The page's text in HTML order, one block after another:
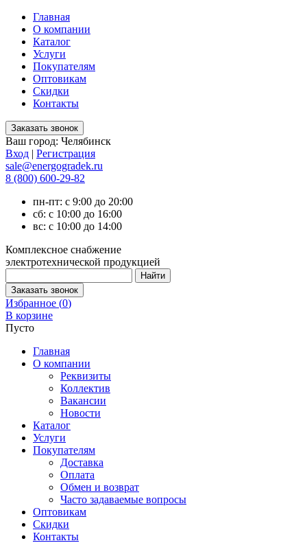
Главная
О компании
Каталог
Услуги
Покупателям
Оптовикам
Скидки
Контакты
Ваш город: Челябинск
Вход | Регистрация
sale@energogradek.ru
8 (800) 600-29-82
пн-пт: с 9:00 до 20:00
сб: с 10:00 до 16:00
вс: с 10:00 до 14:00
Комплексное снабжение
электротехнической продукцией
Избранное (0)
В корзине
Пусто
Главная
О компании
Реквизиты
Коллектив
Вакансии
Новости
Каталог
Услуги
Покупателям
Доставка
Оплата
Обмен и возврат
Часто задаваемые вопросы
Оптовикам
Скидки
Контакты